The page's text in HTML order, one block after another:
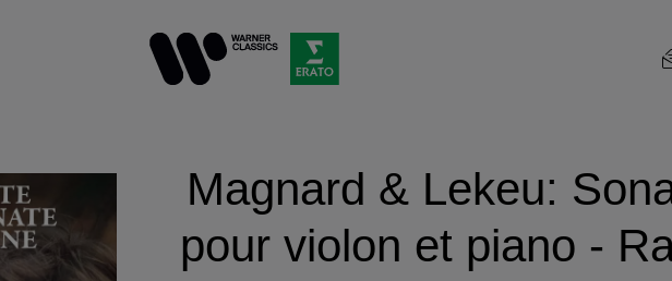
Magnard & Lekeu:
pour violon et piano -